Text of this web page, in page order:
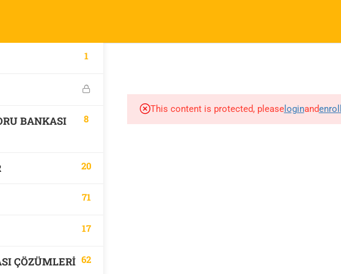
1
BANKASI
8
20
71
17
ÇÖZÜMLERİ 62
This content is protected, pleaseloginandenroll
Company
ÖABT Matematik 2027 Kayıt
İletişim
Links
Derslerimiz